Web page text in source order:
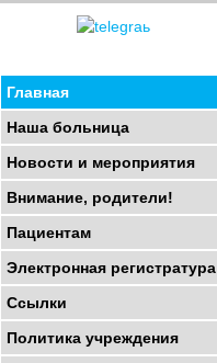
Главная
Наша больница
Новости и мероприятия
Внимание, родители!
Пациентам
Электронная регистратура
Ссылки
Политика учреждения